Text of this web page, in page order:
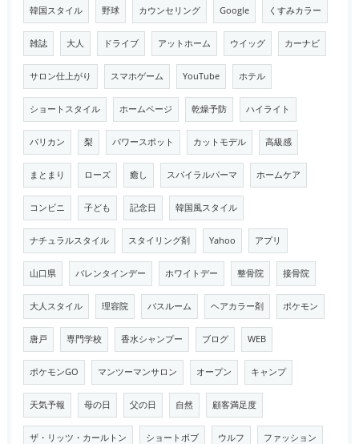
韓国スタイル 野球 カウンセリング Google くすみカラー
雑誌 大人 ドライブ アットホーム ウイッグ カーナビ
サロン仕上がり スマホゲーム YouTube ホテル
ショートスタイル ホームページ 乾燥予防 ハイライト
バリカン 梨 パワースポット カットモデル 高級感
まとまり ローズ 癒し スパイラルパーマ ホームケア
コンビニ 子ども 記念日 韓国風スタイル
ナチュラルスタイル スタイリング剤 Yahoo アプリ
山口県 バレンタインデー ホワイトデー 整骨院 接骨院
大人スタイル 理容院 バスルーム ヘアカラー剤 ポケモン
唐戸 専門学校 香水シャンプー ブログ WEB
ポケモンGO マンツーマンサロン オープン キャンプ
天気予報 母の日 父の日 自然 顧客満足度
ザ・リッツ・カールトン ショートボブ ウルフ ファッション